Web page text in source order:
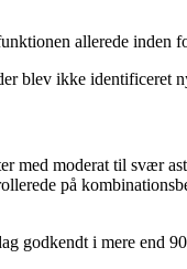
allerede inden
blev ikke
med moderat til
på
i mere end